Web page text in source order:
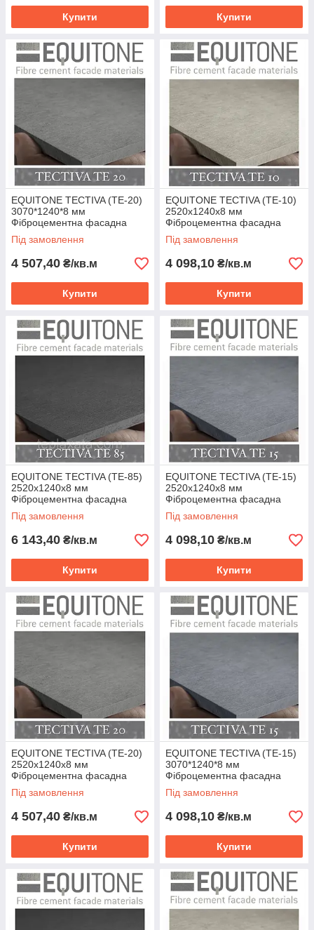
Купити Купити
EQUITONE TECTIVA (TE-20)
3070*1240*8 мм
Фіброцементна фасадна
панель ЕКВІТОН
Під замовлення
4 507,40 ₴/кв.м
Купити
EQUITONE TECTIVA (TE-10)
2520х1240х8 мм
Фіброцементна фасадна
панель ЕКВІТОН
Під замовлення
4 098,10 ₴/кв.м
Купити
EQUITONE TECTIVA (TE-85)
2520х1240х8 мм
Фіброцементна фасадна
панель ЕКВІТОН
Під замовлення
6 143,40 ₴/кв.м
Купити
EQUITONE TECTIVA (TE-15)
2520х1240х8 мм
Фіброцементна фасадна
панель ЕКВІТОН
Під замовлення
4 098,10 ₴/кв.м
Купити
EQUITONE TECTIVA (TE-20)
2520х1240х8 мм
Фіброцементна фасадна
панель ЕКВІТОН
Під замовлення
4 507,40 ₴/кв.м
Купити
EQUITONE TECTIVA (TE-15)
3070*1240*8 мм
Фіброцементна фасадна
панель ЕКВІТОН
Під замовлення
4 098,10 ₴/кв.м
Купити